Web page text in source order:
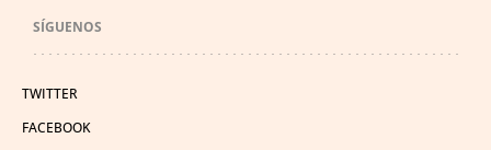
SÍGUENOS
TWITTER
FACEBOOK